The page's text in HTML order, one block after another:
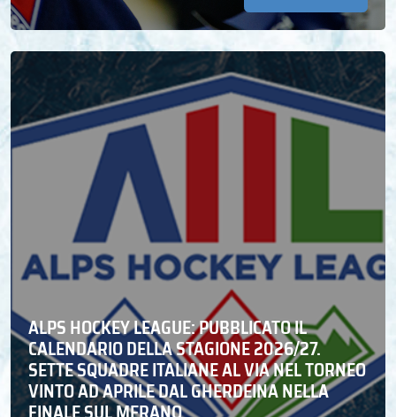
ALPS HOCKEY LEAGUE: PUBBLICATO IL
CALENDARIO DELLA STAGIONE 2026/27.
SETTE SQUADRE ITALIANE AL VIA NEL TORNEO
VINTO AD APRILE DAL GHERDEINA NELLA